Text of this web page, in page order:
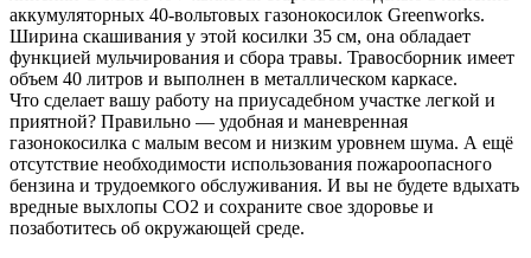
аккумуляторных 40-вольтовых газонокосилок Greenworks.
Ширина скашивания у этой косилки 35 см, она обладает
функцией мульчирования и сбора травы. Травосборник имеет
объем 40 литров и выполнен в металлическом каркасе.
Что сделает вашу работу на приусадебном участке легкой и
приятной? Правильно — удобная и маневренная
газонокосилка с малым весом и низким уровнем шума. А ещё
отсутствие необходимости использования пожароопасного
бензина и трудоемкого обслуживания. И вы не будете вдыхать
вредные выхлопы CO2 и сохраните свое здоровье и
позаботитесь об окружающей среде.